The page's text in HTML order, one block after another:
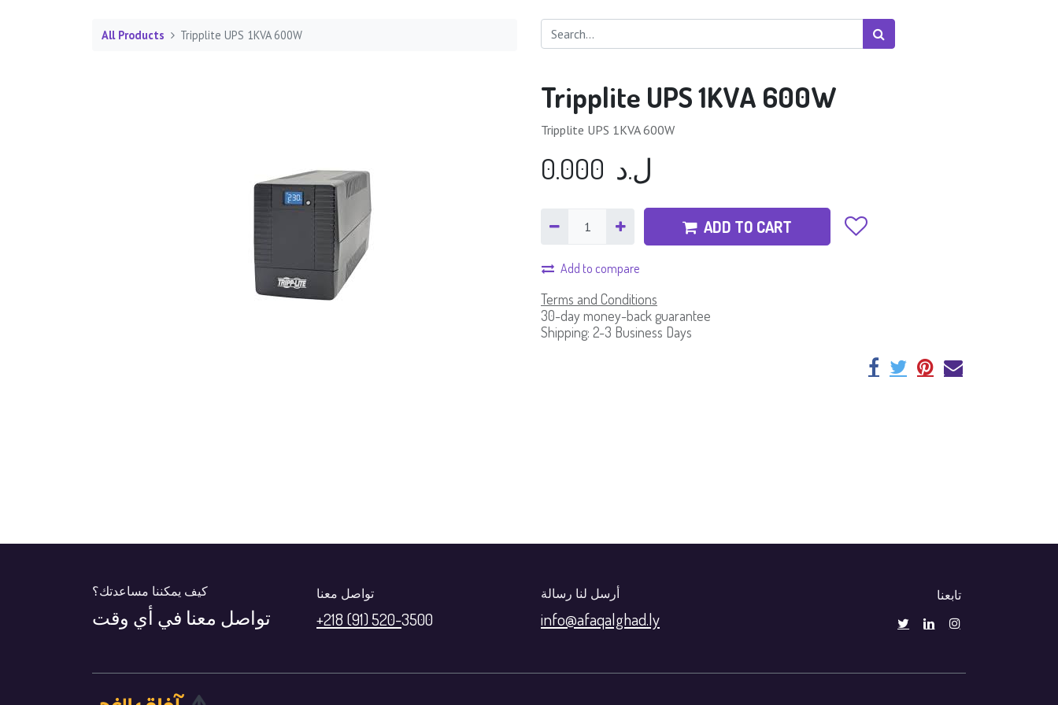
All Products Tripplite UPS 1KVA 600W
Tripplite UPS 1KVA 600W
Tripplite UPS 1KVA 600W
0.000 ل.د
ADD TO CART
Add to compare
Terms and Conditions
30-day money-back guarantee
Shipping: 2-3 Business Days
كيف يمكننا مساعدتك؟
تواصل معنا في أي وقت
تواصل معنا
+218 (91) 520-3500
أرسل لنا رسالة
info@afaqalghad.ly
تابعنا